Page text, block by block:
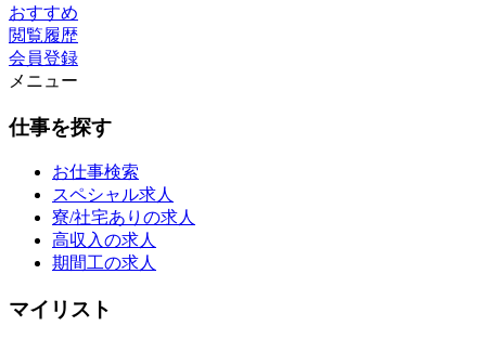
おすすめ
閲覧履歴
会員登録
メニュー
仕事を探す
お仕事検索
スペシャル求人
寮/社宅ありの求人
高収入の求人
期間工の求人
マイリスト